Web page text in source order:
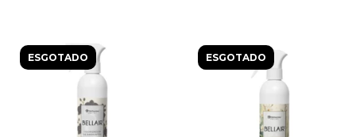
ESGOTADO ESGOTADO